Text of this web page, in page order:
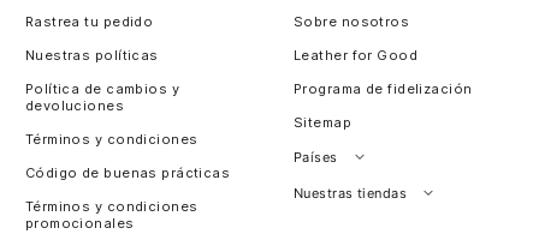
Rastrea tu pedido
Nuestras políticas
Política de cambios y
devoluciones
Términos y condiciones
Código de buenas prácticas
Términos y condiciones
promocionales
Sobre nosotros
Leather for Good
Programa de fidelización
Sitemap
Países
Perú
Nuestras tiendas